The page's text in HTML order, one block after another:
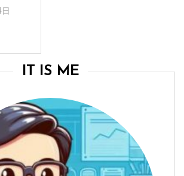
IT IS ME